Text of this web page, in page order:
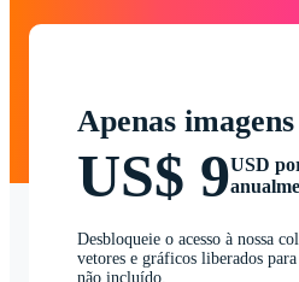
Apenas imagens
US$ 9USD
Desbloqueie o acesso à nossa
vetores e gráficos liberados
não incluído.